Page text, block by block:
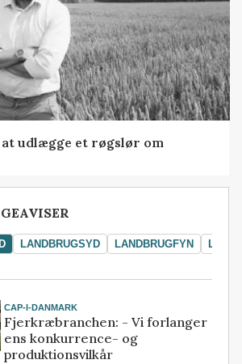
udlægge et røgslør om
LANDBRUGSYD LANDBRUGFYN
CAP-I-DANMARK
Fjerkræbranchen: - Vi forlanger
ens konkurrence- og
produktionsvilkår